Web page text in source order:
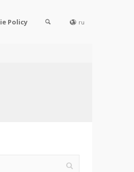
Policy ru